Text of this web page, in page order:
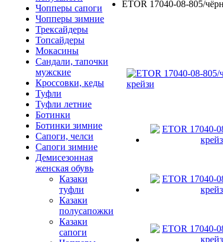
Чопперы сапоги
Чопперы зимние
Трексайдеры
Топсайдеры
Мокасины
Сандали, тапочки
мужские
Кроссовки, кеды
Туфли
Туфли летние
Ботинки
Ботинки зимние
Сапоги, челси
Сапоги зимние
Демисезонная
женская обувь
Казаки
туфли
Казаки
полусапожки
Казаки
сапоги
ETOR 17040-08-805/